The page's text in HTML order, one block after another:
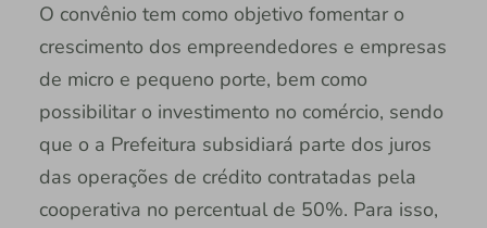
O convênio tem como objetivo fomentar o
crescimento dos empreendedores e empresas
de micro e pequeno porte, bem como
possibilitar o investimento no comércio, sendo
que o a Prefeitura subsidiará parte dos juros
das operações de crédito contratadas pela
cooperativa no percentual de 50%. Para isso,